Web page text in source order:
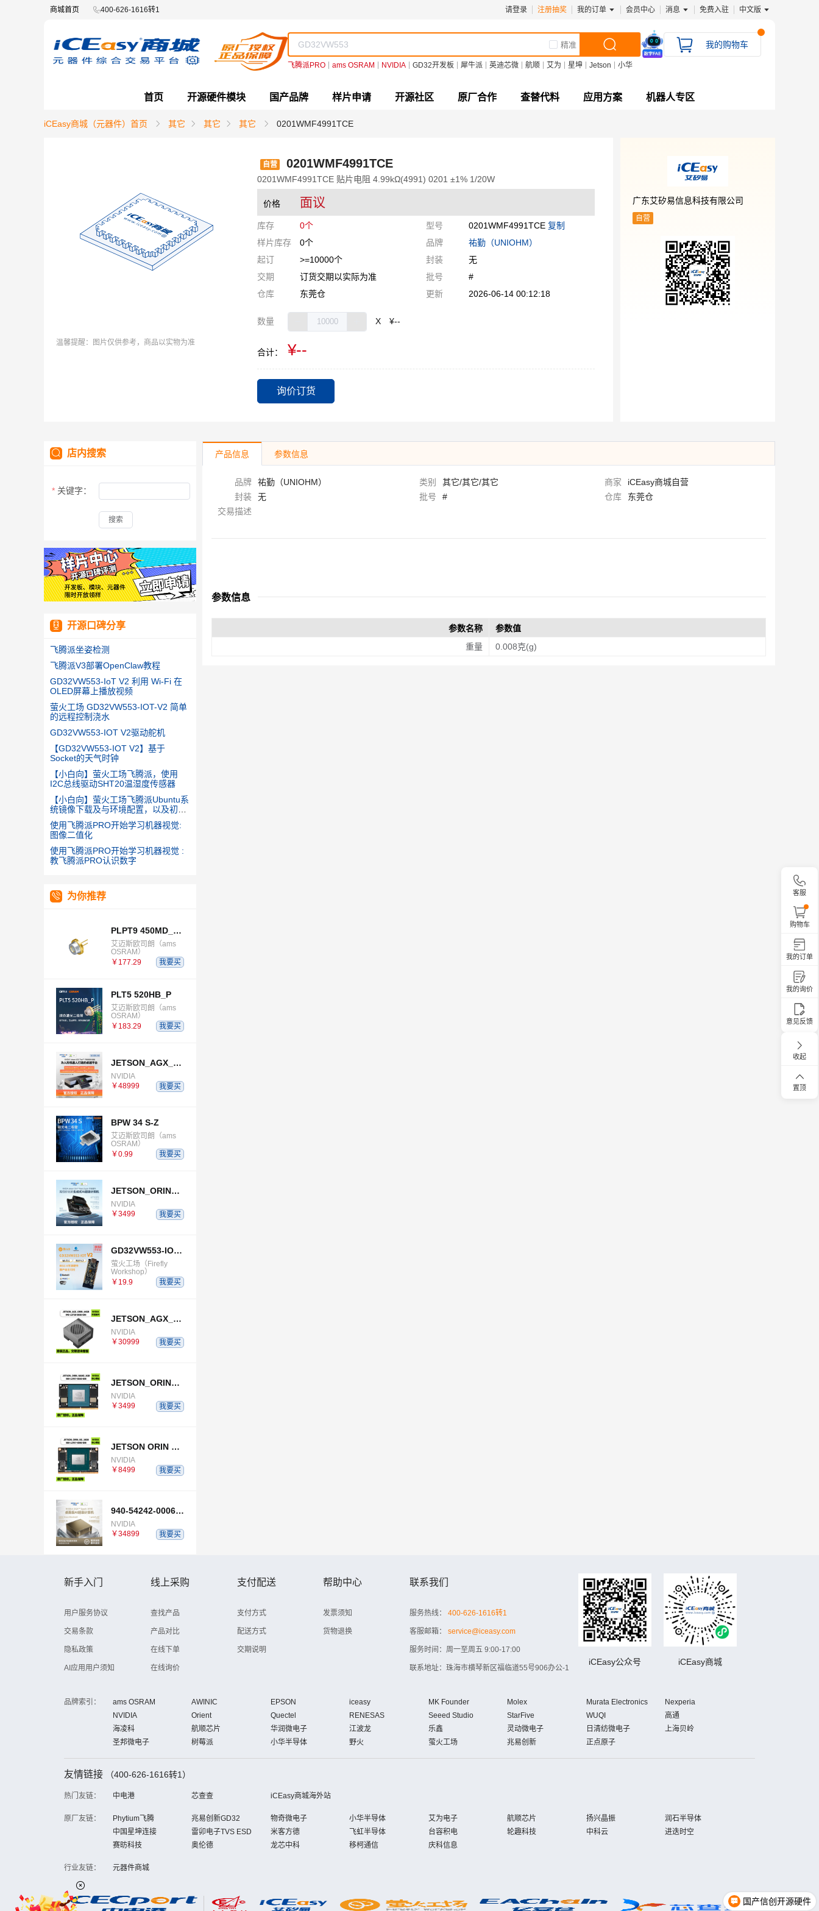
商城首页 400-626-1616转1 请登录 注册抽奖 我的订单 会员中心 消息 免费入驻 中文版
客服
购物车
我的订单
我的询价
意见反馈
收起
置顶
精准
飞腾派PRO ams OSRAM NVIDIA GD32开发板 犀牛派 英迪芯微 航顺 艾为 星坤 Jetson 小华
我的购物车
首页 开源硬件模块 国产品牌 样片申请 开源社区 原厂合作 查替代料 应用方案 机器人专区
iCEasy商城（元器件）首页 其它 其它 其它 0201WMF4991TCE
温馨提醒：图片仅供参考，商品以实物为准
自营 0201WMF4991TCE
0201WMF4991TCE 贴片电阻 4.99kΩ(4991) 0201 ±1% 1/20W
价格 面议
库存
0个
样片库存
0个
起订
>=10000个
交期
订货交期以实际为准
仓库
东莞仓
型号 0201WMF4991TCE 复制
品牌
祐勤（UNIOHM）
封装
无
批号
#
更新
2026-06-14 00:12:18
数量 X ¥--
合计： ¥--
询价订货
广东艾矽易信息科技有限公司
自营
店内搜索
关键字：
搜索
开源口碑分享
飞腾派坐姿检测
飞腾派V3部署OpenClaw教程
GD32VW553-IoT V2 利用 Wi-Fi 在
OLED屏幕上播放视频
萤火工场 GD32VW553-IOT-V2 简单
的远程控制浇水
GD32VW553-IOT V2驱动舵机
【GD32VW553-IOT V2】基于
Socket的天气时钟
【小白向】萤火工场飞腾派，使用
I2C总线驱动SHT20温湿度传感器
【小白向】萤火工场飞腾派Ubuntu系
统镜像下载及与环境配置，以及初学
GPIO的使用
使用飞腾派PRO开始学习机器视觉:
图像二值化
使用飞腾派PRO开始学习机器视觉 :
教飞腾派PRO认识数字
为你推荐
PLPT9 450MD_E E9633 B03B06
艾迈斯欧司朗（ams
OSRAM）
￥177.29
我要买
PLT5 520HB_P
艾迈斯欧司朗（ams
OSRAM）
￥183.29
我要买
JETSON_AGX_THOR_DEVELOPER_KIT
NVIDIA
￥48999
我要买
BPW 34 S-Z
艾迈斯欧司朗（ams
OSRAM）
￥0.99
我要买
JETSON_ORIN_NANO_SUPER_DEVELOPER_KIT
NVIDIA
￥3499
我要买
GD32VW553-IOT-V2
萤火工场（Firefly
Workshop）
￥19.9
我要买
JETSON_AGX_ORIN_64GB_DEVELOPER_KIT
NVIDIA
￥30999
我要买
JETSON_ORIN_NANO_8GB
NVIDIA
￥3499
我要买
JETSON ORIN NX 16GB
NVIDIA
￥8499
我要买
940-54242-0006-000
NVIDIA
￥34899
我要买
产品信息 参数信息
品牌 祐勤（UNIOHM） 类别 其它/其它/其它 商家
iCEasy商城自营
封装
无 批号 # 仓库
东莞仓
交易描述
参数信息
参数名称
参数值
重量
0.008克(g)
新手入门
用户服务协议
交易条款
隐私政策
AI应用用户须知
线上采购
查找产品
产品对比
在线下单
在线询价
支付配送
支付方式
配送方式
交期说明
帮助中心
发票须知
货物退换
联系我们
服务热线：400-626-1616转1
客服邮箱：service@iceasy.com
服务时间：周一至周五 9:00-17:00
联系地址：珠海市横琴新区福临道55号906办公-1
iCEasy公众号 iCEasy商城
品牌索引： ams OSRAM AWINIC EPSON iceasy MK Founder Molex Murata Electronics
Nexperia
NVIDIA
Orient Quectel RENESAS Seeed Studio StarFive WUQI
高通
海凌科
航顺芯片 华润微电子 江波龙 乐鑫 灵动微电子 日清纺微电子
上海贝岭
圣邦微电子
树莓派 小华半导体 野火 萤火工场 兆易创新 正点原子
友情链接 （400-626-1616转1）
热门友链： 中电港 芯查查 iCEasy商城海外站
原厂友链： Phytium飞腾 兆易创新GD32 物奇微电子 小华半导体 艾为电子 航顺芯片 扬兴晶振
润石半导体
中国星坤连接
雷卯电子TVS ESD 米客方德 飞虹半导体 台容积电 轮趣科技 中科云
进迭时空
赛昉科技
奥伦德 龙芯中科 移柯通信 庆科信息
行业友链： 元器件商城
国产信创开源硬件